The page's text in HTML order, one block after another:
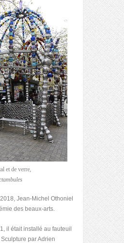
et de verre,
Jean-Michel Othoniel
des beaux-arts.
il était installé au fauteuil
par Adrien